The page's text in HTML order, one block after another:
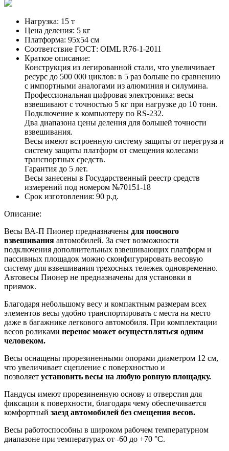
Нагрузка: 15 т
Цена деления: 5 кг
Платформа: 95х54 см
Соответствие ГОСТ: OIML R76-1-2011
Краткое описание:
Конструкция из легированной стали, что увеличивает
ресурс до 500 000 циклов: в 5 раз больше по сравнению
с импортными аналогами из алюминия и силумина.
Профессиональная цифровая электроника: весы
взвешивают с точностью 5 кг при нагрузке до 10 тонн.
Подключение к компьютеру по RS-232.
Два диапазона цены деления для большей точности
взвешивания.
Весы имеют встроенную систему защиты от перегруза и
систему защиты платформ от смещения колесами
транспортных средств.
Гарантия до 5 лет.
Весы занесены в Государственный реестр средств
измерений под номером №70151-18
Срок изготовления: 90 р.д.
Описание:
Весы ВА-П Пионер предназначены для поосного
взвешивания автомобилей. За счет возможности
подключения дополнительных взвешивающих платформ и
пассивных площадок можно сконфигурировать весовую
систему для взвешивания трехосных тележек одновременно.
Автовесы Пионер не предназначены для установки в
приямок.
Благодаря небольшому весу и компактным размерам всех
элементов весы удобно транспортировать с места на место
даже в багажнике легкового автомобиля. При комплектации
весов роликами перенос может осуществляться одним
человеком.
Весы оснащены прорезиненными опорами диаметром 12 см,
что увеличивает сцепление с поверхностью и
позволяет установить весы на любую ровную площадку.
Пандусы имеют прорезиненную основу и отверстия для
фиксации к поверхности, благодаря чему обеспечивается
комфортный заезд автомобилей без смещения весов.
Весы работоспособны в широком рабочем температурном
диапазоне при температурах от -60 до +70 °С.